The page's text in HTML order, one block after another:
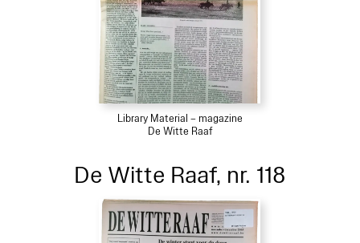
Library Material – magazine
De Witte Raaf
De Witte Raaf, nr. 118